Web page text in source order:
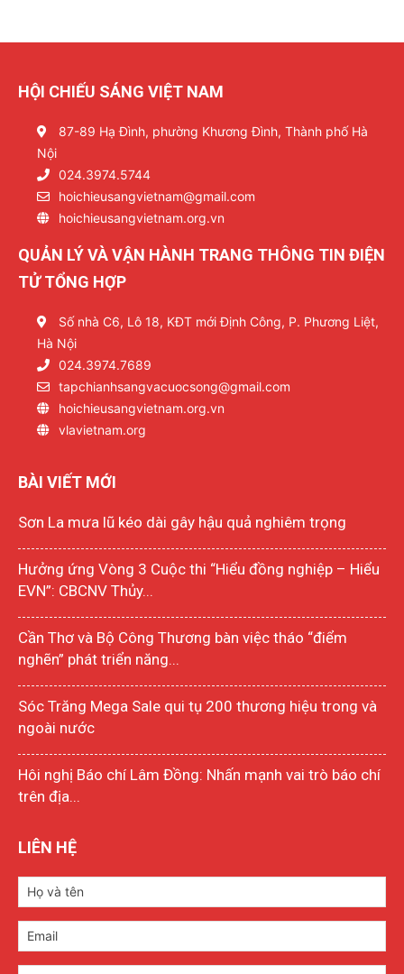
HỘI CHIẾU SÁNG VIỆT NAM
87-89 Hạ Đình, phường Khương Đình, Thành phố Hà
Nội
024.3974.5744
hoichieusangvietnam@gmail.com
hoichieusangvietnam.org.vn
QUẢN LÝ VÀ VẬN HÀNH TRANG THÔNG TIN ĐIỆN
TỬ TỔNG HỢP
Số nhà C6, Lô 18, KĐT mới Định Công, P. Phương Liệt,
Hà Nội
024.3974.7689
tapchianhsangvacuocsong@gmail.com
hoichieusangvietnam.org.vn
vlavietnam.org
BÀI VIẾT MỚI
Sơn La mưa lũ kéo dài gây hậu quả nghiêm trọng
Hưởng ứng Vòng 3 Cuộc thi “Hiểu đồng nghiệp – Hiểu
EVN”: CBCNV Thủy...
Cần Thơ và Bộ Công Thương bàn việc tháo “điểm
nghẽn” phát triển năng...
Sóc Trăng Mega Sale qui tụ 200 thương hiệu trong và
ngoài nước
Hôi nghị Báo chí Lâm Đồng: Nhấn mạnh vai trò báo chí
trên địa...
LIÊN HỆ